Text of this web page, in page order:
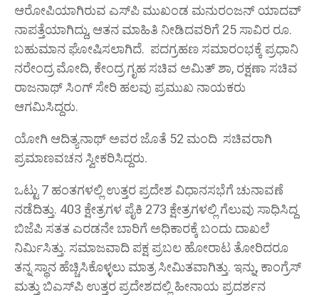
ಆರೋಪಿಯಾಗಿರುವ ಎಸ್‌ಪಿ ಮುಖಂಡ ಮನುರಂಜನ್‌ ಯಾದವ್‌
ನಾಪತ್ತೆಯಾಗಿದ್ದು, ಆತನ ಮಾಹಿತಿ ನೀಡಿದವರಿಗೆ 25 ಸಾವಿರ ರೂ.
ಬಹುಮಾನ ಘೋಷಿಸಲಾಗಿದೆ. ಪದಗ್ರಹಣ ಸಮಾರಂಭಕ್ಕೆ ಪ್ರಧಾನಿ
ನರೇಂದ್ರ ಮೋದಿ, ಕೇಂದ್ರ ಗೃಹ ಸಚಿವ ಅಮಿತ್‌ ಶಾ, ರಕ್ಷಣಾ ಸಚಿವ
ರಾಜನಾಥ್‌ ಸಿಂಗ್‌ ಸೇರಿ ಹಲವು ಪ್ರಮುಖ ನಾಯಕರು
ಆಗಮಿಸಿದ್ದರು.
ಯೋಗಿ ಆದಿತ್ಯನಾಥ್‌ ಅವರ ಜೊತೆ 52 ಮಂದಿ ಸಚಿವರಾಗಿ
ಪ್ರಮಾಣವಚನ ಸ್ವೀಕರಿಸಿದ್ದರು.
ಒಟ್ಟು 7 ಹಂತಗಳಲ್ಲಿ ಉತ್ತರ ಪ್ರದೇಶ ವಿಧಾನಸಭೆಗೆ ಚುನಾವಣೆ
ನಡೆದಿತ್ತು. 403 ಕ್ಷೇತ್ರಗಳ ಪೈಕಿ 273 ಕ್ಷೇತ್ರಗಳಲ್ಲಿ ಗೆಲುವು ಸಾಧಿಸಿದ್ದ
ಬಿಜೆಪಿ ಸತತ ಎರಡನೇ ಬಾರಿಗೆ ಅಧಿಕಾರಕ್ಕೆ ಬಂದು ದಾಖಲೆ
ನಿರ್ಮಿಸಿತ್ತು. ಸಮಾಜವಾದಿ ಪಕ್ಷ ಪ್ರಬಲ ಹೋರಾಟ ತೋರಿದರೂ
ತನ್ನ ಸ್ಥಾನ ಹೆಚ್ಚಿಸಿಕೊಳ್ಳಲು ಮಾತ್ರ ಸೀಮಿತವಾಗಿತ್ತು. ಇನ್ನು, ಕಾಂಗ್ರೆಸ್‌
ಮತ್ತು ಬಿಎಸ್‌ಪಿ ಉತ್ತರ ಪ್ರದೇಶದಲ್ಲಿ ಹೀನಾಯ ಪ್ರದರ್ಶನ